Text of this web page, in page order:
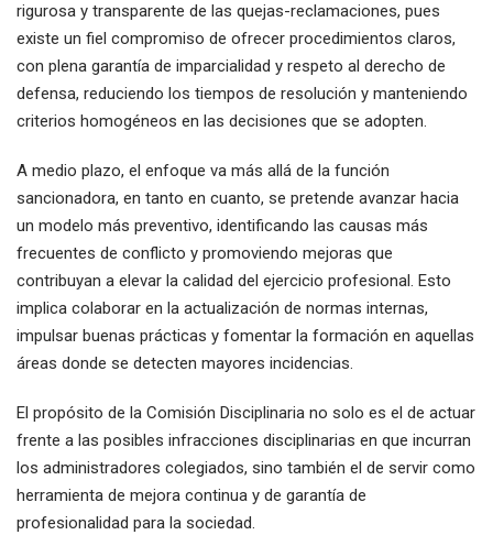
rigurosa y transparente de las quejas-reclamaciones, pues
existe un fiel compromiso de ofrecer procedimientos claros,
con plena garantía de imparcialidad y respeto al derecho de
defensa, reduciendo los tiempos de resolución y manteniendo
criterios homogéneos en las decisiones que se adopten.
A medio plazo, el enfoque va más allá de la función
sancionadora, en tanto en cuanto, se pretende avanzar hacia
un modelo más preventivo, identificando las causas más
frecuentes de conflicto y promoviendo mejoras que
contribuyan a elevar la calidad del ejercicio profesional. Esto
implica colaborar en la actualización de normas internas,
impulsar buenas prácticas y fomentar la formación en aquellas
áreas donde se detecten mayores incidencias.
El propósito de la Comisión Disciplinaria no solo es el de actuar
frente a las posibles infracciones disciplinarias en que incurran
los administradores colegiados, sino también el de servir como
herramienta de mejora continua y de garantía de
profesionalidad para la sociedad.